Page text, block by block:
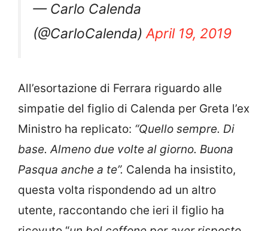
— Carlo Calenda
(@CarloCalenda)April 19, 2019
All’esortazione di Ferrara riguardo alle
simpatie del figlio di Calenda per Greta l’ex
Ministro ha replicato: “Quello sempre. Di
base. Almeno due volte al giorno. Buona
Pasqua anche a te”. Calenda ha insistito,
questa volta rispondendo ad un altro
utente, raccontando che ieri il figlio ha